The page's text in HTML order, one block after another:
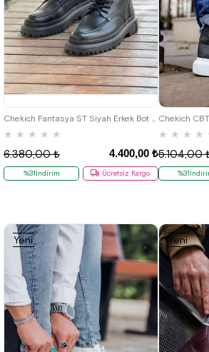
★ ★ ★ ★ ★
4.400,00 ₺
6.380,00 ₺
%31İndirim Ücretsiz Kargo
40 41 42 43 44
Chekich
★ ★ ★ ★
5.104,00
36 37
Yeni
Ürün
Yeni
Ürün